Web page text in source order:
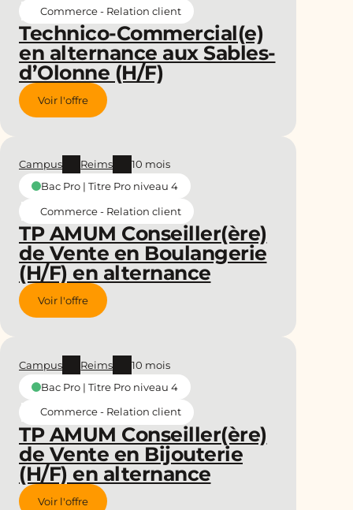
Technico-Commercial(e)
en alternance aux Sables-
d’Olonne (H/F)
Commerce - Relation client
Voir l'offre
TP AMUM Conseiller(ère)
de Vente en Boulangerie
(H/F) en alternance
Campus Reims
10 mois
Bac Pro | Titre Pro niveau 4
Commerce - Relation client
Voir l'offre
TP AMUM Conseiller(ère)
de Vente en Bijouterie
(H/F) en alternance
Campus Reims
10 mois
Bac Pro | Titre Pro niveau 4
Commerce - Relation client
Voir l'offre